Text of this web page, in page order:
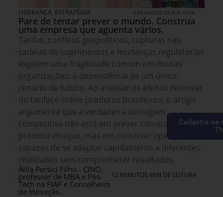
LIDERANÇA, ESTRATÉGIA 6 DE AGOSTO DE 2026 17H00
Pare de tentar prever o mundo. Construa
uma empresa que aguenta vários.
Tarifas, conflitos geopolíticos, rupturas nas
cadeias de suprimentos e mudanças regulatórias
expõem uma fragilidade comum em muitas
organizações: a dependência de um único
cenário de futuro. Ao analisar os efeitos recentes
do tarifaço sobre produtos brasileiros, o artigo
argumenta que a verdadeira vantagem
competitiva não está em prever corretamente o
próximo choque, mas em construir operações
capazes de se adaptar rapidamente a diferentes
realidades sem comprometer resultados.
Átila Persici Filho - CINO,
professor de MBA e Pós-
Tech na FIAP e Conselheiro
de Inovação.
12 MINUTOS MIN DE LEITURA
Cadastre-se